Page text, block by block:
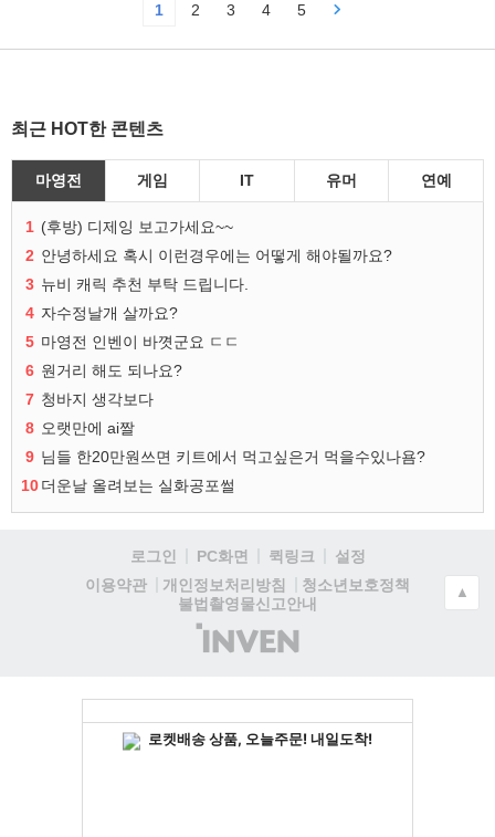
1 2 3 4 5
최근 HOT한 콘텐츠
마영전 게임 IT 유머 연예
1 (후방) 디제잉 보고가세요~~
2 안녕하세요 혹시 이런경우에는 어떻게 해야될까요?
3 뉴비 캐릭 추천 부탁 드립니다.
4 자수정날개 살까요?
5 마영전 인벤이 바꼇군요 ㄷㄷ
6 원거리 해도 되나요?
7 청바지 생각보다
8 오랫만에 ai짤
9 님들 한20만원쓰면 키트에서 먹고싶은거 먹을수있나욤?
10더운날 올려보는 실화공포썰
로그인 PC화면 퀵링크
설정
이용약관
개인정보처리방침
청소년보호정책
불법촬영물신고안내
(주)
인
▲